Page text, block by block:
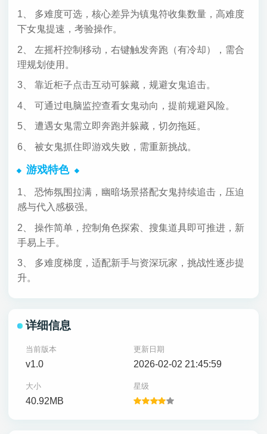
1、 多难度可选，核心差异为镇鬼符收集数量，高难度
下女鬼提速，考验操作。
2、 左摇杆控制移动，右键触发奔跑（有冷却），需合
理规划使用。
3、 靠近柜子点击互动可躲藏，规避女鬼追击。
4、 可通过电脑监控查看女鬼动向，提前规避风险。
5、 遭遇女鬼需立即奔跑并躲藏，切勿拖延。
6、 被女鬼抓住即游戏失败，需重新挑战。
游戏特色
1、 恐怖氛围拉满，幽暗场景搭配女鬼持续追击，压迫
感与代入感极强。
2、 操作简单，控制角色探索、搜集道具即可推进，新
手易上手。
3、 多难度梯度，适配新手与资深玩家，挑战性逐步提
升。
详细信息
当前版本
v1.0
更新日期
2026-02-02 21:45:59
大小
40.92MB
星级